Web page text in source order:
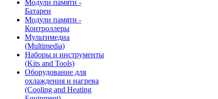
Модули памяти -
Батареи
Модули памяти -
Контроллеры
Мультимедиа
(Multimedia)
Наборы и инструменты
(Kits and Tools)
Оборудование для
охлаждения и нагрева
(Cooling and Heating